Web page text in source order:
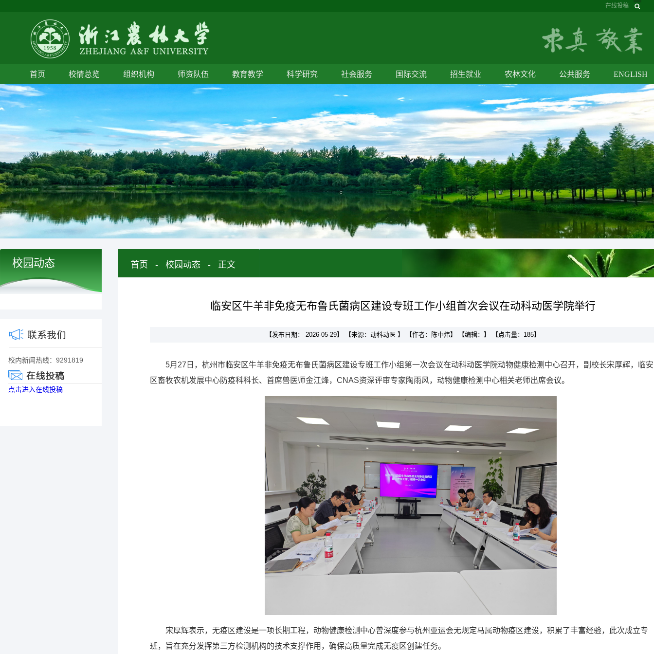
在线投稿
首页 校情总览 组织机构 师资队伍 教育教学 科学研究 社会服务 国际交流 招生就业 农林文化 公共服务 ENGLISH
校园动态
校内新闻热线：9291819
点击进入在线投稿
首页 - 校园动态 - 正文
临安区牛羊非免疫无布鲁氏菌病区建设专班工作小组首次会议在动科动医学院举行
【发布日期： 2026-05-29】 【来源：动科动医 】 【作者：陈中炜】 【编辑：】 【点击量： 185】
5月27日，杭州市临安区牛羊非免疫无布鲁氏菌病区建设专班工作小组第一次会议在动科动医学院动物健康检测中心召开，副校长宋厚辉，临安
区畜牧农机发展中心防疫科科长、首席兽医师金江烽，CNAS资深评审专家陶雨风，动物健康检测中心相关老师出席会议。
宋厚辉表示，无疫区建设是一项长期工程，动物健康检测中心曾深度参与杭州亚运会无规定马属动物疫区建设，积累了丰富经验，此次成立专
班，旨在充分发挥第三方检测机构的技术支撑作用，确保高质量完成无疫区创建任务。